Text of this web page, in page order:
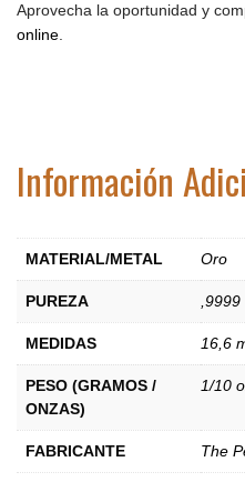
Aprovecha la oportunidad y
online.
Información
MATERIAL/METAL Oro
PUREZA ,9999
MEDIDAS 16,6
PESO (GRAMOS /
ONZAS)
1/10
FABRICANTE The